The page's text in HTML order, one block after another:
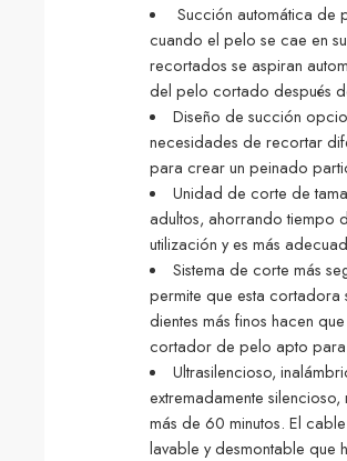
Succión automática de
cuando el pelo se cae en
recortados se aspiran
del pelo cortado después
Diseño de succión
necesidades de recortar
para crear un peinado
Unidad de corte de
adultos, ahorrando tiempo
utilización y es más
Sistema de corte más
permite que esta cortadora
dientes más finos hacen
cortador de pelo apto para
Ultrasilencioso,
extremadamente
más de 60 minutos. El
lavable y desmontable que